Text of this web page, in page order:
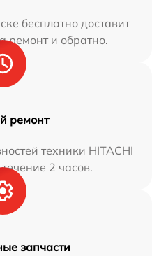
бесплатно доставит
ремонт и обратно.
ремонт
техники HITACHI
2 часов.
запчасти